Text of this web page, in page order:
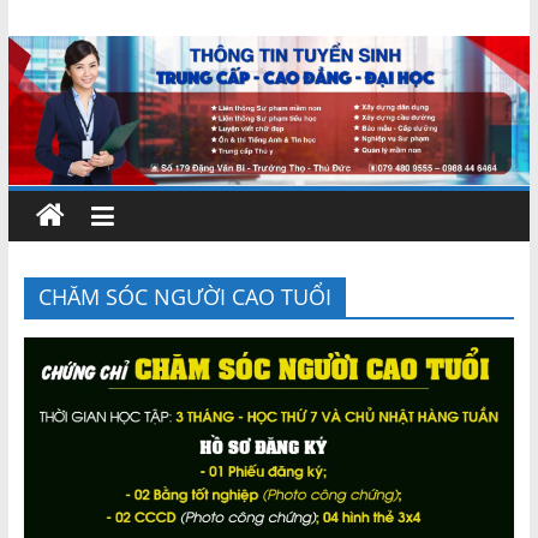
to
content
Chứng
chỉ
ngắn
hạn
–
MIENNAM
Education
CHĂM SÓC NGƯỜI CAO TUỔI